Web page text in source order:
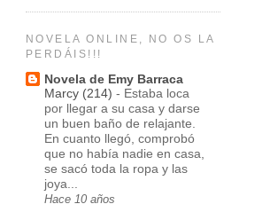
NOVELA ONLINE, NO OS LA
PERDÁIS!!!
Novela de Emy Barraca
Marcy (214) - Estaba loca
por llegar a su casa y darse
un buen baño de relajante.
En cuanto llegó, comprobó
que no había nadie en casa,
se sacó toda la ropa y las
joya...
Hace 10 años